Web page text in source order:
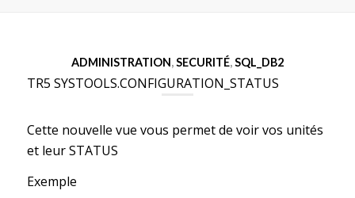
ADMINISTRATION,SECURITÉ,SQL_DB2
TR5 SYSTOOLS.CONFIGURATION_STATUS
Cette nouvelle vue vous permet de voir vos unités
et leur STATUS
Exemple